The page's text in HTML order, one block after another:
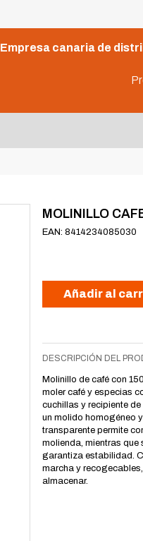
Empresa canaria de
MOLINILLO
EAN: 8414234085030
Añadir al
DESCRIPCIÓN DEL
Molinillo de café con
moler café y especias
cuchillas y recipiente
un molido homogéneo
transparente permite
molienda, mientras
garantiza estabilidad.
marcha y
almacenar.